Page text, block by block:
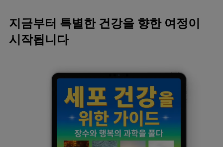
지금부터 특별한 건강을 향한 여정이
시작됩니다